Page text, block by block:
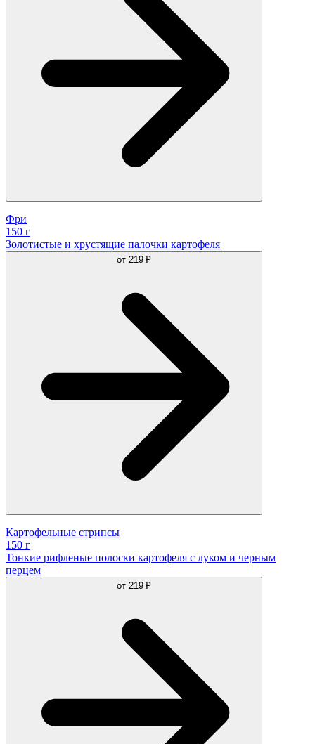
Фри
150 г
Золотистые и хрустящие палочки картофеля
от 219 ₽
Картофельные стрипсы
150 г
Тонкие рифленые полоски картофеля с луком и черным
перцем
от 219 ₽